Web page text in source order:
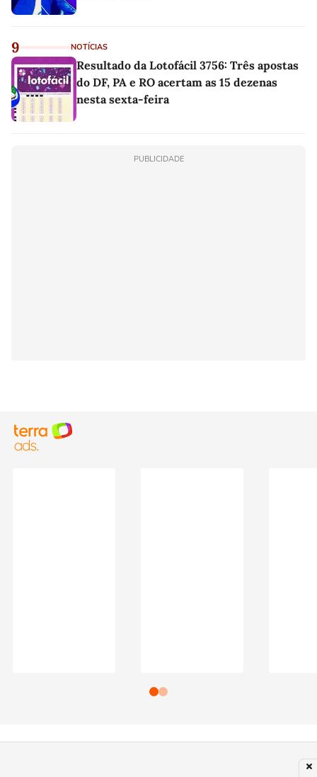
9 NOTÍCIAS
Resultado da Lotofácil 3756: Três apostas
do DF, PA e RO acertam as 15 dezenas
nesta sexta-feira
PUBLICIDADE